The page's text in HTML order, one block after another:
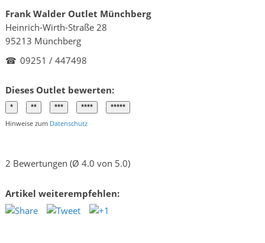
Frank Walder Outlet Münchberg
Heinrich-Wirth-Straße 28
95213 Münchberg
☎ 09251 / 447498
Dieses Outlet bewerten:
Hinweise zum Datenschutz
2 Bewertungen (Ø 4.0 von 5.0)
Artikel weiterempfehlen: